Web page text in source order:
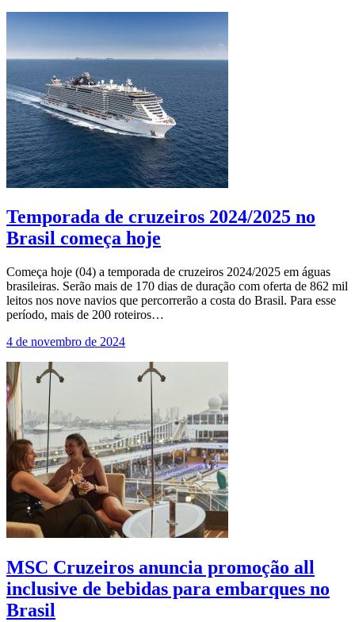
Temporada de cruzeiros 2024/2025 no
Brasil começa hoje
Começa hoje (04) a temporada de cruzeiros 2024/2025 em águas
brasileiras. Serão mais de 170 dias de duração com oferta de 862 mil
leitos nos nove navios que percorrerão a costa do Brasil. Para esse
período, mais de 200 roteiros…
4 de novembro de 2024
MSC Cruzeiros anuncia promoção all
inclusive de bebidas para embarques no
Brasil